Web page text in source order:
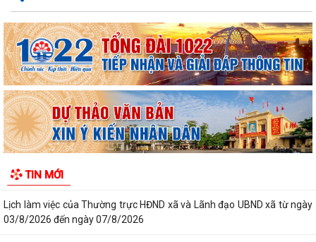
TIN MỚI
Thanh Hà đẩy mạnh chuyển đổi số trong công tác phòng cháy, chữa
cháy và cứu nạn, cứu hộ
Thông báo kết quả kỳ xét thăng hạng chức danh nghề nghiệp giáo
viên phổ thông công lập từ hạng II...
Cảnh báo hình thức lừa đảo chiếm đoạt tài sản ngân hàng qua thủ
thuật "hỗi trợ số hoá dữ liệu đất...
hành chính
Lịch làm việc của Thường trực HĐND xã và Lãnh đạo UBND xã từ ngày
03/8/2026 đến ngày 07/8/2026